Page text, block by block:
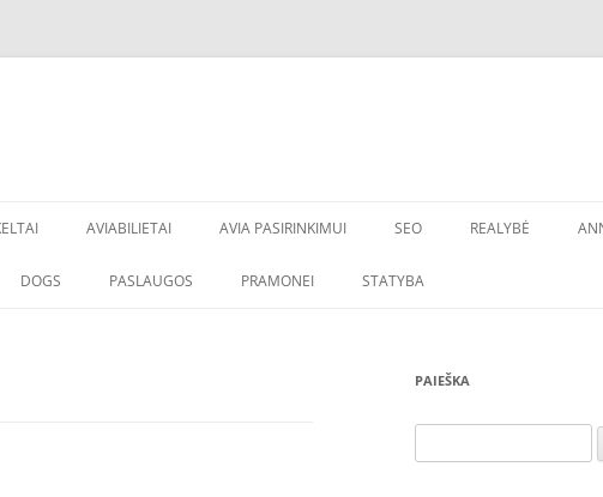
AVIABILIETAI AVIA PASIRINKIMUI SEO REALYBĖ
DOGS PASLAUGOS PRAMONEI STATYBA
PAIEŠKA
for: